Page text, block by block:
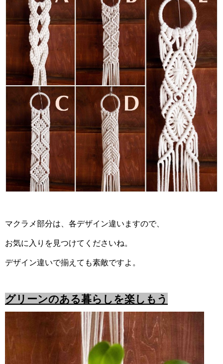
マクラメ部分は、各デザイン違いますので、
お気に入りを見つけてくださいね。
デザイン違いで揃えても素敵ですよ。
グリーンのある暮らしを楽しもう